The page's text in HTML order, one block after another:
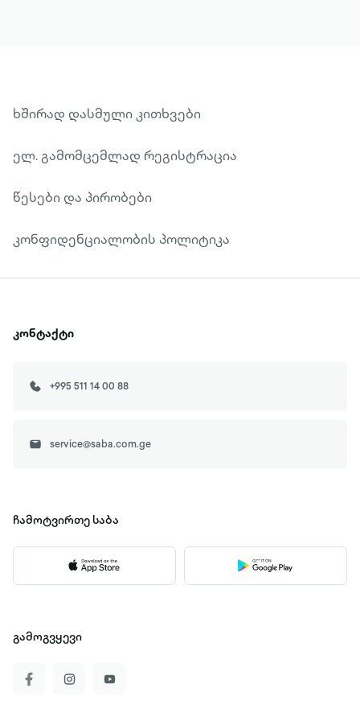
ხშირად დასმული კითხვები
ელ. გამომცემლად რეგისტრაცია
წესები და პირობები
კონფიდენციალობის პოლიტიკა
კონტაქტი
+995 511 14 00 88
service@saba.com.ge
ჩამოტვირთე საბა
გამოგვყევი